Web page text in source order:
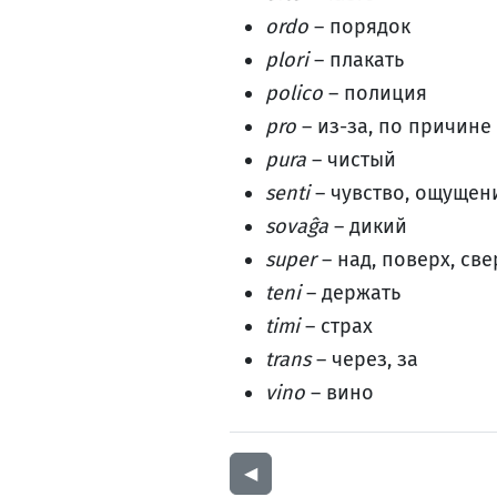
ordo – порядок
plori– плакать
polico – полиция
pro – из-за, по причине
pura – чистый
senti– чувство,
sovaĝa – дикий
super– над, поверх,
teni– держать
timi– страх
trans– через, за
vino – вино
◀︎